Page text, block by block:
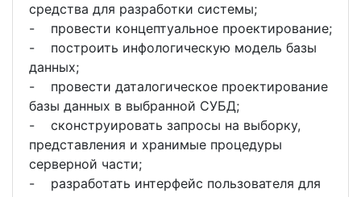
средства для разработки системы;
- провести концептуальное проектирование;
- построить инфологическую модель базы
данных;
- провести даталогическое проектирование
базы данных в выбранной СУБД;
- сконструировать запросы на выборку,
представления и хранимые процедуры
серверной части;
- разработать интерфейс пользователя для